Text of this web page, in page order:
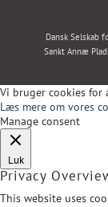
Dansk Selskab
Sankt Annæ
Vi bruger cookies for
Læs mere om vores
Manage consent
Luk
Privacy
This website uses